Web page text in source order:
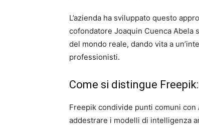
L’azienda ha sviluppato questo
cofondatore Joaquin Cuenca Abela
del mondo reale, dando vita a
professionisti.
Come si distingue
Freepik condivide punti comuni
addestrare i modelli di intelligenza